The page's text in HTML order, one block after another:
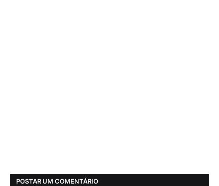
POSTAR UM COMENTÁRIO